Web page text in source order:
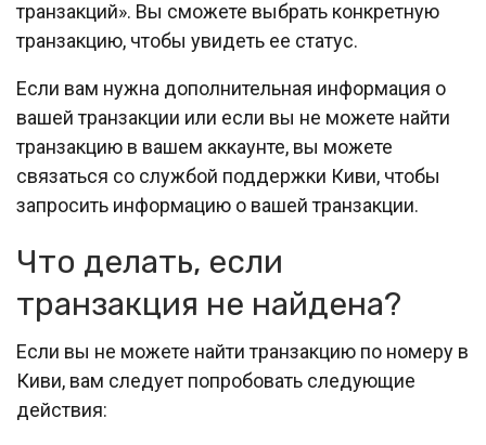
транзакций». Вы сможете выбрать конкретную
транзакцию, чтобы увидеть ее статус.
Если вам нужна дополнительная информация о
вашей транзакции или если вы не можете найти
транзакцию в вашем аккаунте, вы можете
связаться со службой поддержки Киви, чтобы
запросить информацию о вашей транзакции.
Что делать, если
транзакция не найдена?
Если вы не можете найти транзакцию по номеру в
Киви, вам следует попробовать следующие
действия: